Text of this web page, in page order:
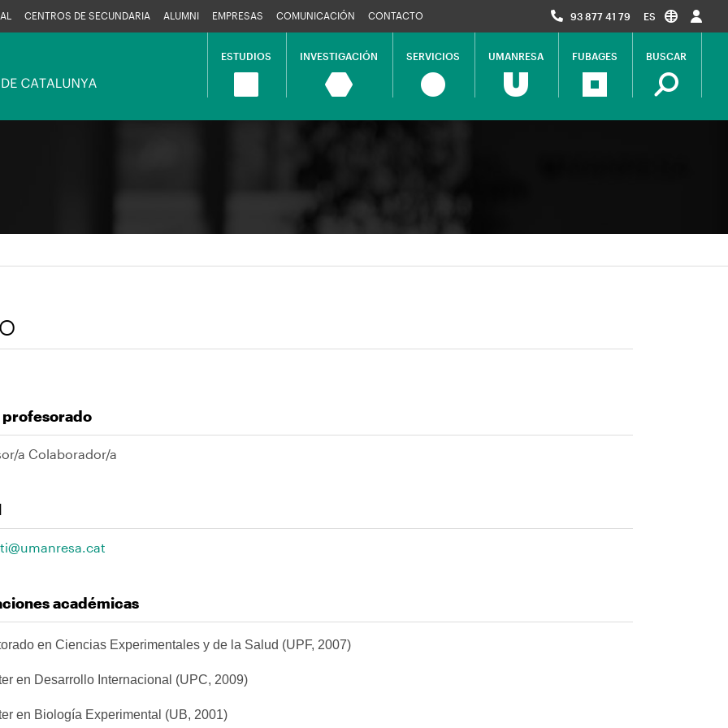
CENTROS DE SECUNDARIA ALUMNI EMPRESAS COMUNICACIÓN CONTACTO 93 877 41 79 ES
Navegació
ESTUDIOS INVESTIGACIÓN SERVICIOS UMANRESA FUBAGES BUSCAR
profesorado
a Colaborador/a
académicas
en Ciencias Experimentales y de la Salud (UPF, 2007)
en Desarrollo Internacional (UPC, 2009)
en Biología Experimental (UB, 2001)